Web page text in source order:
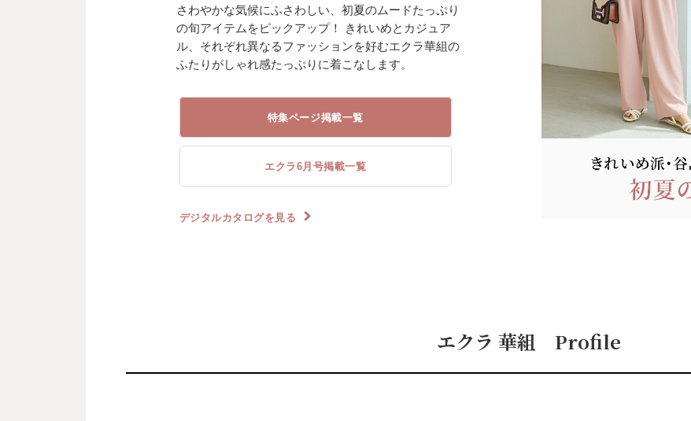
さわやかな気候にふさわしい、初夏のムードたっぷり
の旬アイテムをピックアップ！ きれいめとカジュア
ル、それぞれ異なるファッションを好むエクラ華組の
ふたりがしゃれ感たっぷりに着こなします。
特集ページ掲載一覧
エクラ6月号掲載一覧
デジタルカタログを見る
エクラ 華組 Profile